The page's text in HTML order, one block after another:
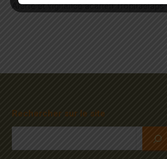
Alerte et vigilance acarien Tropilaelaps
Rechercher sur le site